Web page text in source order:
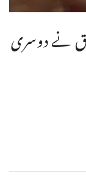
نے دوسری